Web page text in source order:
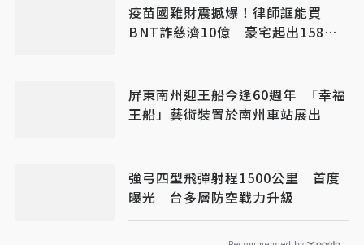
疫苗國難財震撼爆！律師誆能買
BNT詐慈濟10億 豪宅起出158公
斤黃金
屏東南州迎王船今逢60週年 「幸福
王船」藝術裝置於南州車站展出
強弓四型飛彈射程1500公里 首度
曝光 台多層防空戰力升級